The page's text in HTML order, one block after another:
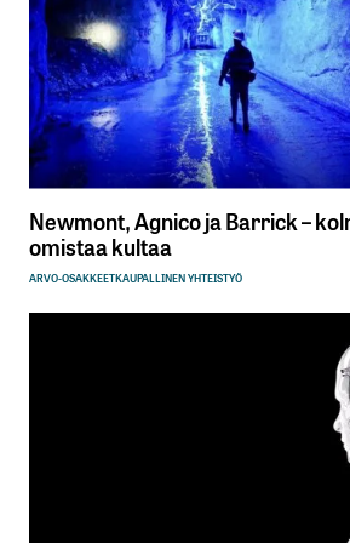
Newmont, Agnico ja Barrick –
omistaa kultaa
ARVO-OSAKKEETKAUPALLINEN YHTEISTYÖ